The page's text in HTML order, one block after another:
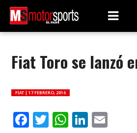
Fiat Toro se lanzó
FIAT | 17 FEBRERO, 2016
Facebook
Twitter
WhatsApp